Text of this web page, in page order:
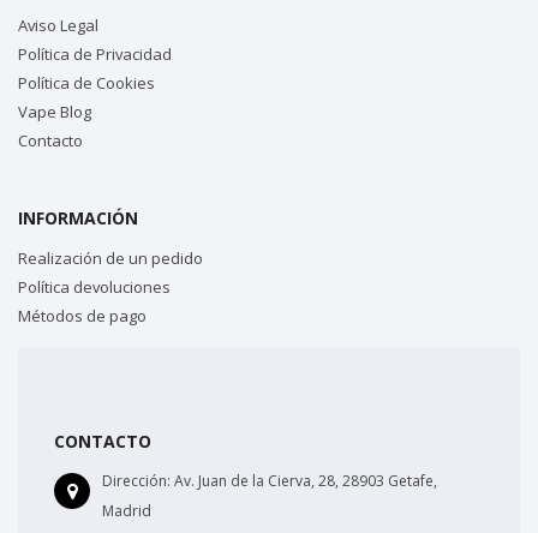
Aviso Legal
Política de Privacidad
Política de Cookies
Vape Blog
Contacto
INFORMACIÓN
Realización de un pedido
Política devoluciones
Métodos de pago
CONTACTO
Dirección: Av. Juan de la Cierva, 28, 28903 Getafe,
Madrid